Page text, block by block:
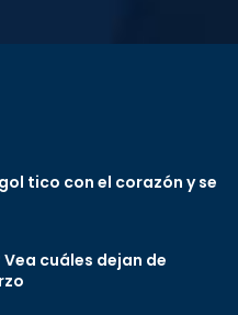
tico con el corazón y se
cuáles dejan de